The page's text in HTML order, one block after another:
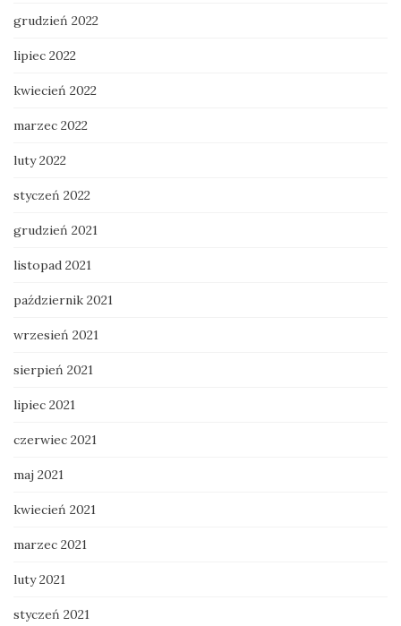
grudzień 2022
lipiec 2022
kwiecień 2022
marzec 2022
luty 2022
styczeń 2022
grudzień 2021
listopad 2021
październik 2021
wrzesień 2021
sierpień 2021
lipiec 2021
czerwiec 2021
maj 2021
kwiecień 2021
marzec 2021
luty 2021
styczeń 2021